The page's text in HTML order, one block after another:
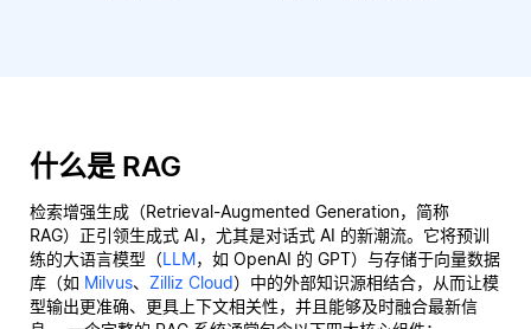
什么是 RAG
检索增强生成（Retrieval-Augmented Generation，简称
RAG）正引领生成式 AI，尤其是对话式 AI 的新潮流。它将预训
练的大语言模型（LLM，如 OpenAI 的 GPT）与存储于向量数据
库（如 Milvus、 Zilliz Cloud）中的外部知识源相结合，从而让模
型输出更准确、更具上下文相关性，并且能够及时融合最新信